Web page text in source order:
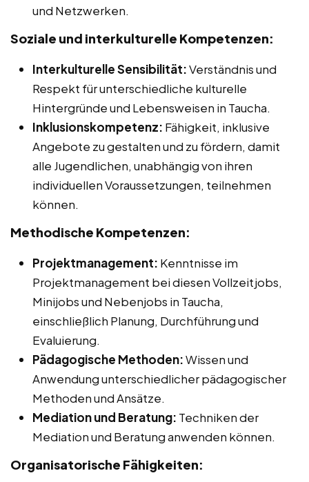
und Netzwerken.
Soziale und interkulturelle Kompetenzen:
Interkulturelle Sensibilität:Verständnis und
Respekt für unterschiedliche kulturelle
Hintergründe und Lebensweisen in Taucha.
Inklusionskompetenz: Fähigkeit, inklusive
Angebote zu gestalten und zu fördern, damit
alle Jugendlichen, unabhängig von ihren
individuellen Voraussetzungen, teilnehmen
können.
Methodische Kompetenzen:
Projektmanagement: Kenntnisse im
Projektmanagement bei diesen Vollzeitjobs,
Minijobs und Nebenjobs in Taucha,
einschließlich Planung, Durchführung und
Evaluierung.
Pädagogische Methoden:Wissen und
Anwendung unterschiedlicher pädagogischer
Methoden und Ansätze.
Mediation und Beratung: Techniken der
Mediation und Beratung anwenden können.
Organisatorische Fähigkeiten: